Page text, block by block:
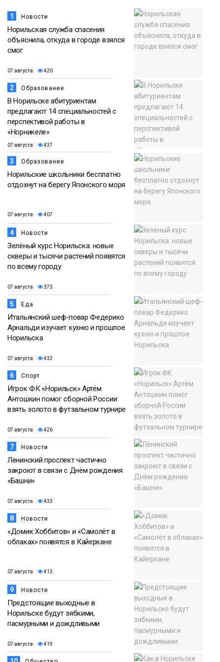
1 Новости
Норильская служба спасения
объяснила, откуда в городе взялся
смог
07 августа 420
2 Образование
В Норильске абитуриентам
предлагают 14 специальностей с
перспективой работы в
«Норникеле»
07 августа 437
3 Образование
Норильские школьники бесплатно
отдохнут на берегу Японского моря
07 августа 407
4 Новости
Зелёный курс Норильска: новые
скверы и тысячи растений появятся
по всему городу
07 августа 373
5 Еда
Итальянский шеф-повар Федерико
Арнальди изучает кухню и прошлое
Норильска
07 августа 432
6 Спорт
Игрок ФК «Норильск» Артём
Антошкин помог сборной России
взять золото в футзальном турнире
07 августа 426
7 Новости
Ленинский проспект частично
закроют в связи с Днём рождения
«Башни»
07 августа 433
8 Новости
«Домик Хоббитов» и «Самолёт в
облаках» появятся в Кайеркане
07 августа 413
9 Новости
Предстоящие выходные в
Норильске будут зябкими,
пасмурными и дождливыми
07 августа 419